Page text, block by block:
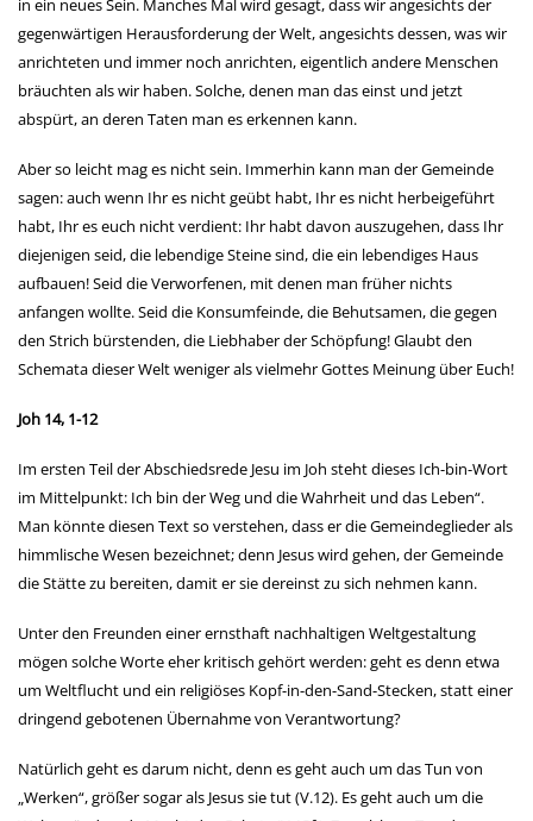
in ein neues Sein. Manches Mal wird gesagt, dass wir angesichts der
gegenwärtigen Herausforderung der Welt, angesichts dessen, was wir
anrichteten und immer noch anrichten, eigentlich andere Menschen
bräuchten als wir haben. Solche, denen man das einst und jetzt
abspürt, an deren Taten man es erkennen kann.
Aber so leicht mag es nicht sein. Immerhin kann man der Gemeinde
sagen: auch wenn Ihr es nicht geübt habt, Ihr es nicht herbeigeführt
habt, Ihr es euch nicht verdient: Ihr habt davon auszugehen, dass Ihr
diejenigen seid, die lebendige Steine sind, die ein lebendiges Haus
aufbauen! Seid die Verworfenen, mit denen man früher nichts
anfangen wollte. Seid die Konsumfeinde, die Behutsamen, die gegen
den Strich bürstenden, die Liebhaber der Schöpfung! Glaubt den
Schemata dieser Welt weniger als vielmehr Gottes Meinung über Euch!
Joh 14, 1-12
Im ersten Teil der Abschiedsrede Jesu im Joh steht dieses Ich-bin-Wort
im Mittelpunkt: Ich bin der Weg und die Wahrheit und das Leben“.
Man könnte diesen Text so verstehen, dass er die Gemeindeglieder als
himmlische Wesen bezeichnet; denn Jesus wird gehen, der Gemeinde
die Stätte zu bereiten, damit er sie dereinst zu sich nehmen kann.
Unter den Freunden einer ernsthaft nachhaltigen Weltgestaltung
mögen solche Worte eher kritisch gehört werden: geht es denn etwa
um Weltflucht und ein religiöses Kopf-in-den-Sand-Stecken, statt einer
dringend gebotenen Übernahme von Verantwortung?
Natürlich geht es darum nicht, denn es geht auch um das Tun von
„Werken“, größer sogar als Jesus sie tut (V.12). Es geht auch um die